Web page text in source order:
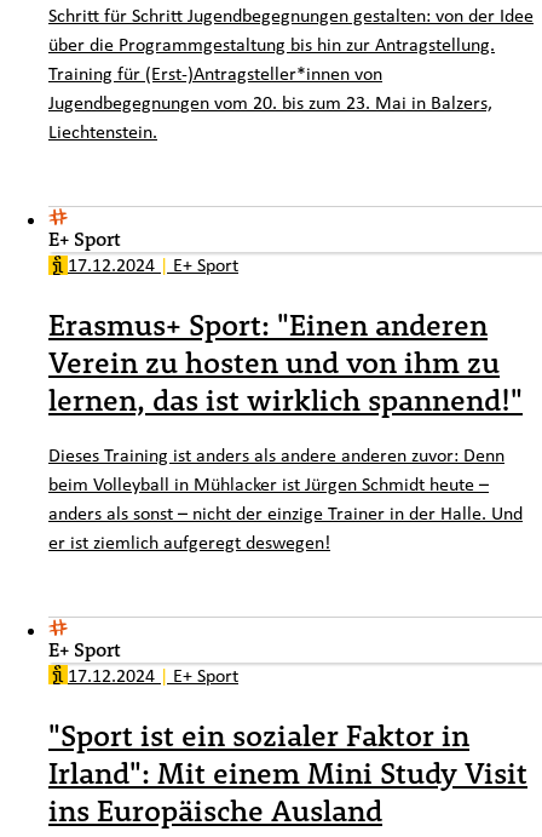
Schritt für Schritt Jugendbegegnungen gestalten: von der Idee
über die Programmgestaltung bis hin zur Antragstellung.
Training für (Erst-)Antragsteller*innen von
Jugendbegegnungen vom 20. bis zum 23. Mai in Balzers,
Liechtenstein.
E+ Sport
17.12.2024 | E+ Sport
Erasmus+ Sport: "Einen anderen
Verein zu hosten und von ihm zu
lernen, das ist wirklich spannend!"
Dieses Training ist anders als andere anderen zuvor: Denn
beim Volleyball in Mühlacker ist Jürgen Schmidt heute –
anders als sonst – nicht der einzige Trainer in der Halle. Und
er ist ziemlich aufgeregt deswegen!
E+ Sport
17.12.2024 | E+ Sport
"Sport ist ein sozialer Faktor in
Irland": Mit einem Mini Study Visit
ins Europäische Ausland